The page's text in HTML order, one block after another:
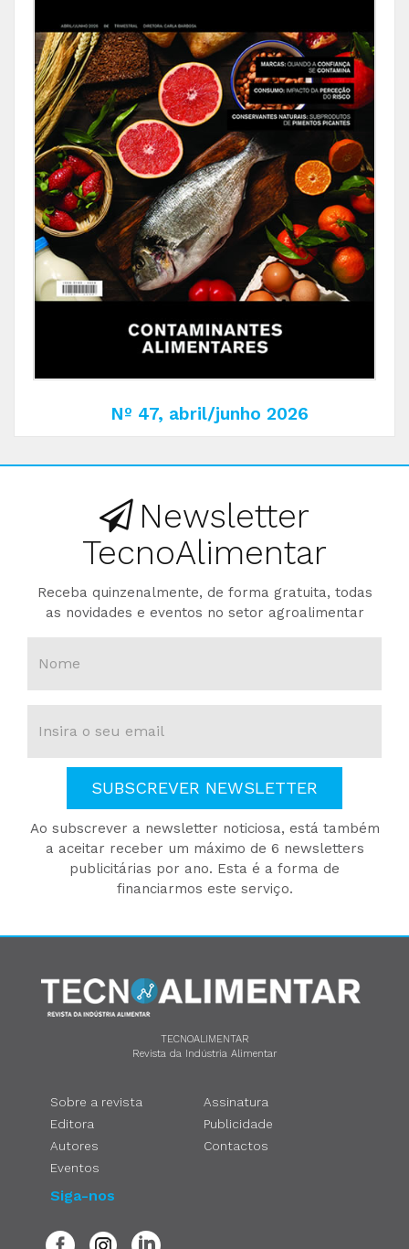
Nº 47, abril/junho 2026
Newsletter
TecnoAlimentar
Receba quinzenalmente, de forma gratuita, todas
as novidades e eventos no setor agroalimentar
SUBSCREVER NEWSLETTER
Ao subscrever a newsletter noticiosa, está também
a aceitar receber um máximo de 6 newsletters
publicitárias por ano. Esta é a forma de
financiarmos este serviço.
TECNOALIMENTAR
Revista da Indústria Alimentar
Sobre a revista
Editora
Autores
Eventos
Assinatura
Publicidade
Contactos
Siga-nos